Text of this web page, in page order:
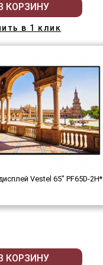
В КОРЗИНУ
в 1 клик
Vestel 65" PF65D-2H*
В КОРЗИНУ